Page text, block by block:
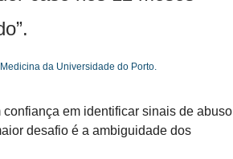
da Universidade do Porto.
em identificar sinais de abuso
desafio é a ambiguidade dos